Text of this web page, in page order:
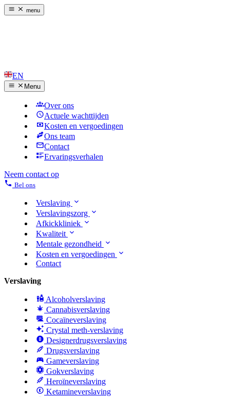
menu
EN
Menu
Over ons
Actuele wachttijden
Kosten en vergoedingen
Ons team
Contact
Ervaringsverhalen
Neem contact op
Bel ons
Verslaving
Verslavingszorg
Afkickkliniek
Kwaliteit
Mentale gezondheid
Kosten en vergoedingen
Contact
Verslaving
Alcoholverslaving
Cannabisverslaving
Cocaïneverslaving
Crystal meth-verslaving
Designerdrugsverslaving
Drugsverslaving
Gameverslaving
Gokverslaving
Heroïneverslaving
Ketamineverslaving